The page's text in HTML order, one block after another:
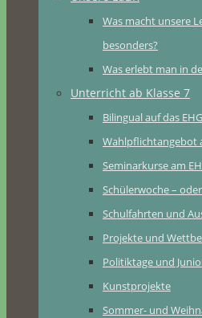
Was macht unsere
besonders?
Was erlebt man in
Unterricht ab Klasse 7
Bilingual auf das EHG
Wahlpflichtangebot
Seminarkurse am
Schülerwoche –
Schulfahrten und
Projekte und
Politiktage und
Kunstprojekte
Sommer- und